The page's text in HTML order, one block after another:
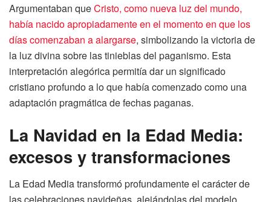
Argumentaban queCristo, como nueva luz del mundo,
había nacido apropiadamente en el momento en que los
días comenzaban a alargarse, simbolizando la victoria de
la luz divina sobre las tinieblas del paganismo. Esta
interpretación alegórica permitía dar un significado
cristiano profundo a lo que había comenzado como una
adaptación pragmática de fechas paganas.
La Navidad en la Edad Media:
excesos y transformaciones
La Edad Media transformó profundamente el carácter de
las celebraciones navideñas, alejándolas del modelo